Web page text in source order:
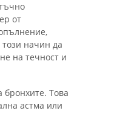
от
начин да
на течност и
Това
астма или